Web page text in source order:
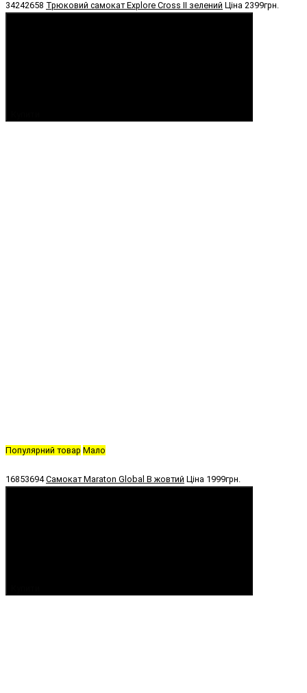
34242658 Трюковий самокат Explore Cross II зелений Ціна 2399грн.
Популярний товар Мало
16853694 Самокат Maraton Global B жовтий Ціна 1999грн.